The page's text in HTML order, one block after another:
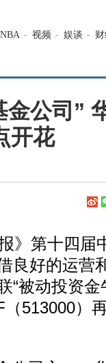
NBA - 视频 - 娱谈 -
公司”
开花
第十四届
良好的运营
“被动投资金
（513000）